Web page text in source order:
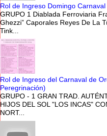
Rol de Ingreso Domingo
GRUPO 1 Diablada Ferroviaria
Ghezzi” Caporales Reyes
Tink...
Rol de Ingreso del Carnaval de
Peregrinación)
GRUPO - 1 GRAN TRAD.
HIJOS DEL SOL "LOS INCAS"
NORT...